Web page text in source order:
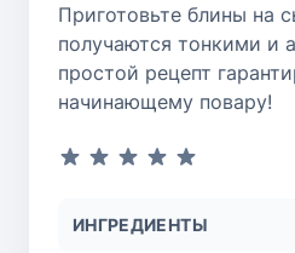
Приготовьте блины на
получаются тонкими и
простой рецепт
начинающему повару!
ИНГРЕДИЕНТЫ